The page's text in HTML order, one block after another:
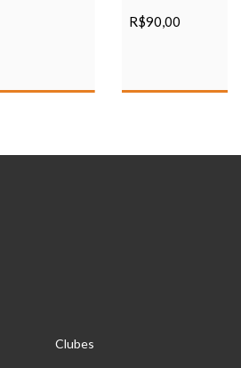
R$90,00
Clubes